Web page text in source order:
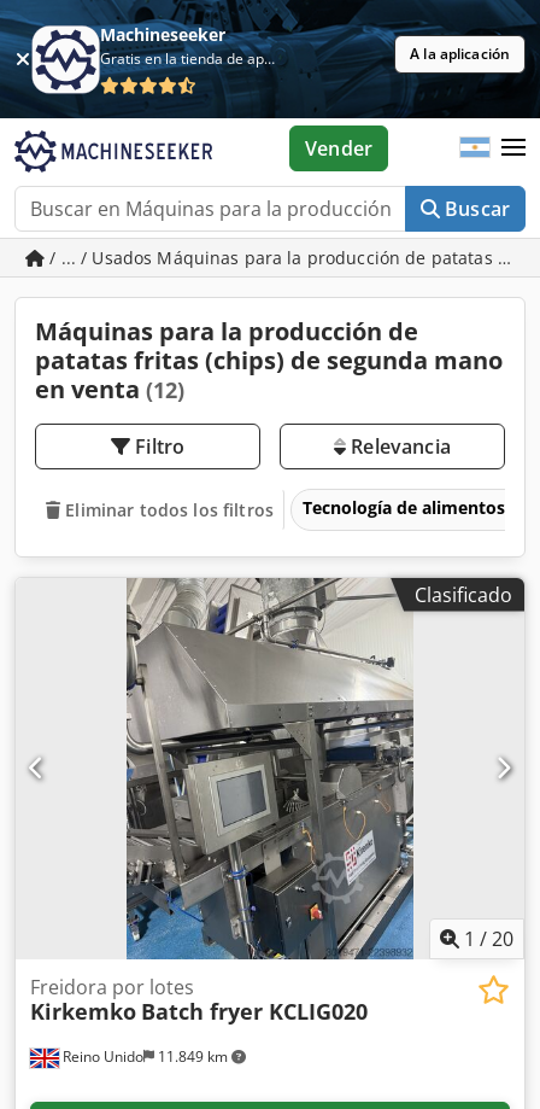
Machineseeker
Gratis en la tienda de aplicaciones A la aplicación
Buscar
Vender
/ ... / Usados Máquinas para la producción de patatas
Máquinas para la producción de
patatas fritas (chips) de segunda mano
en venta (12)
Filtro Relevancia
Eliminar todos los filtros Tecnología de alimentos
Clasificado
1 /20
Reino Unido 11.849 km
Freidora por lotes
Kirkemko Batch fryer KCLIG020